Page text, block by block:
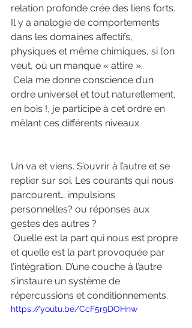
relation profonde crée des liens forts.
Il y a analogie de comportements
dans les domaines affectifs,
physiques et même chimiques, si l’on
veut, où un manque « attire ».
ordre universel et tout naturellement,
en bois !, je participe à cet ordre en
mêlant ces différents niveaux.
Un va et viens. S’ouvrir à l’autre et se
replier sur soi. Les courants qui nous
parcourent… impulsions
personnelles? ou réponses aux
gestes des autres ?
et quelle est la part provoquée par
l’intégration. D’une couche à l’autre
s’instaure un système de
répercussions et conditionnements.
https://youtu.be/CcF5r9DOHnw